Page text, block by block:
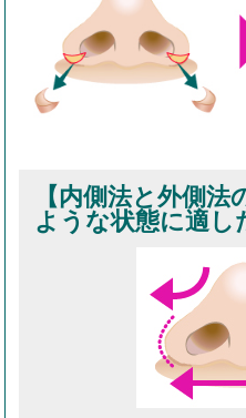
【内側法と外側
ような状態に適し